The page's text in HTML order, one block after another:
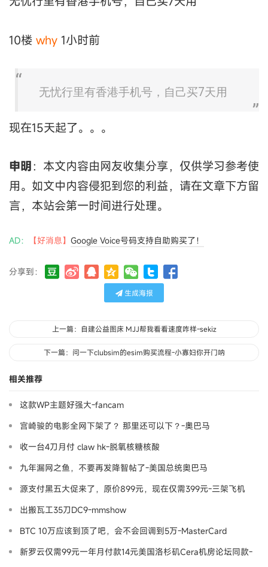
10楼 why 1小时前
无忧行里有香港手机号，自己买7天用
现在15天起了。。。
申明 ：本文内容由网友收集分享，仅供学习参考使
用。如文中内容侵犯到您的利益，请在文章下方留
言，本站会第一时间进行处理。
AD： 【好消息】 Google Voice号码支持自助购买了！
分享到：
生成海报
上一篇：自建公益图床 MJJ帮我看看速度咋样-sekiz
下一篇：问一下clubsim的esim购买流程-小寡妇你开门呐
相关推荐
这款WP主题好强大-fancam
宫崎骏的电影全网下架了？ 那里还可以下？-奧巴马
收一台4刀月付 claw hk-脱氧核糖核酸
九年漏网之鱼，不要再发降智帖了-美国总统奥巴马
源支付黑五大促来了，原价899元，现在仅需399元-三架飞机
出搬瓦工35刀DC9-mmshow
BTC 10万应该到顶了吧，会不会回调到5万-MasterCard
新罗云仅需99元一年月付款14元美国洛杉矶Cera机房论坛同款-